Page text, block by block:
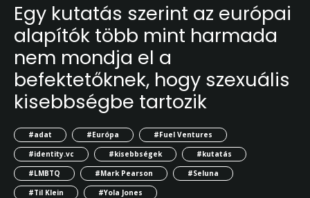
Egy kutatás szerint az európai
alapítók több mint harmada
nem mondja el a
befektetőknek, hogy szexuális
kisebbségbe tartozik
#adat #Európa
#Fuel Ventures
#identity.vc
#kisebbségek
#kutatás
#LMBTQ
#Mark Pearson
#Seluna
#Til Klein
#Yola Jones